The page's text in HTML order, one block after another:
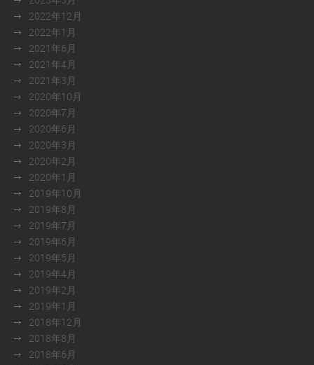
2022年12月
2022年1月
2021年6月
2021年4月
2021年3月
2020年10月
2020年7月
2020年6月
2020年3月
2020年2月
2020年1月
2019年10月
2019年8月
2019年7月
2019年6月
2019年5月
2019年4月
2019年2月
2019年1月
2018年12月
2018年8月
2018年6月